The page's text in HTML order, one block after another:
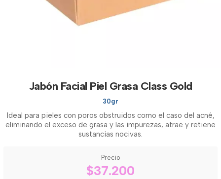
Jabón Facial Piel Grasa Class Gold
30gr
Ideal para pieles con poros obstruidos como el caso del acné,
eliminando el exceso de grasa y las impurezas, atrae y retiene
sustancias nocivas.
Precio
$37.200